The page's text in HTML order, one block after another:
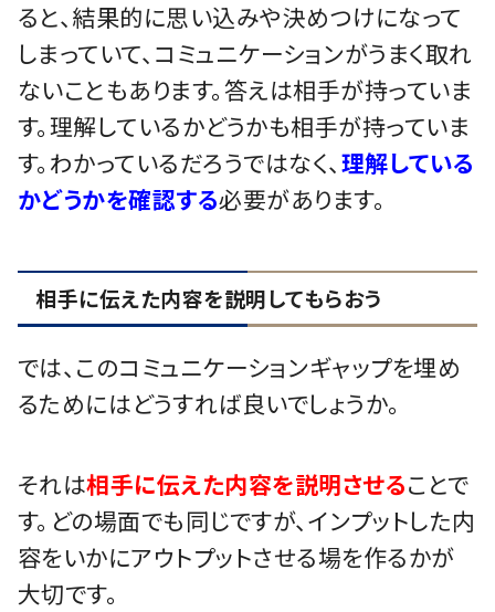
ると、結果的に思い込みや決めつけになって
しまっていて、コミュニケーションがうまく取れ
ないこともあります。答えは相手が持っていま
す。理解しているかどうかも相手が持っていま
す。わかっているだろうではなく、理解している
かどうかを確認する必要があります。
相手に伝えた内容を説明してもらおう
では、このコミュニケーションギャップを埋め
るためにはどうすれば良いでしょうか。
それは相手に伝えた内容を説明させることで
す。どの場面でも同じですが、インプットした内
容をいかにアウトプットさせる場を作るかが
大切です。